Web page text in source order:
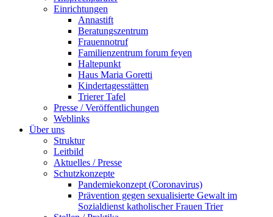
Einrichtungen
Annastift
Beratungszentrum
Frauennotruf
Familienzentrum forum feyen
Haltepunkt
Haus Maria Goretti
Kindertagesstätten
Trierer Tafel
Presse / Veröffentlichungen
Weblinks
Über uns
Struktur
Leitbild
Aktuelles / Presse
Schutzkonzepte
Pandemiekonzept (Coronavirus)
Prävention gegen sexualisierte Gewalt im
Sozialdienst katholischer Frauen Trier